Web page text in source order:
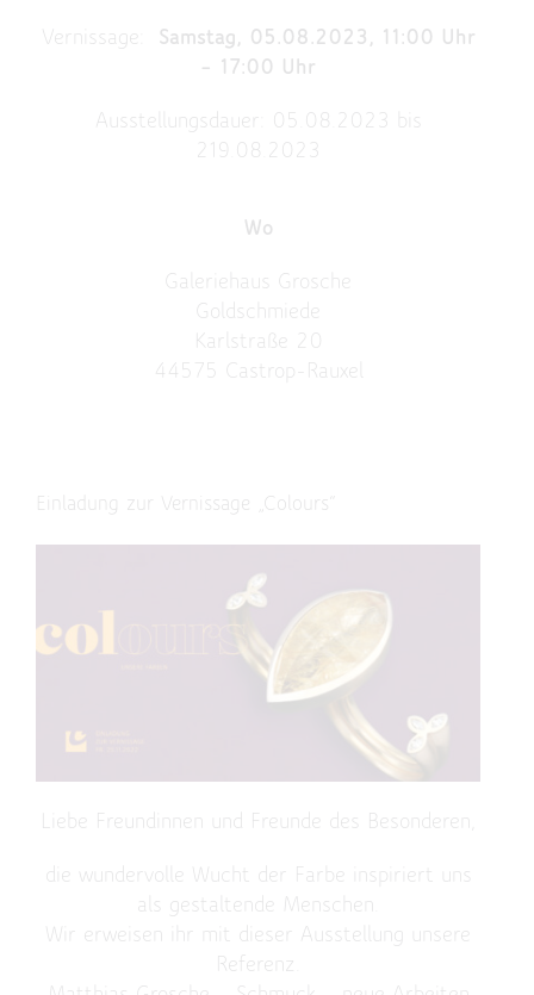
Vernissage: Samstag, 05.08.2023, 11:00 Uhr
– 17:00 Uhr
Ausstellungsdauer: 05.08.2023 bis
219.08.2023
Wo
Galeriehaus Grosche
Goldschmiede
Karlstraße 20
44575 Castrop-Rauxel
Einladung zur Vernissage „Colours“
Liebe Freundinnen und Freunde des Besonderen,
die wundervolle Wucht der Farbe inspiriert uns
als gestaltende Menschen.
Wir erweisen ihr mit dieser Ausstellung unsere
Referenz.